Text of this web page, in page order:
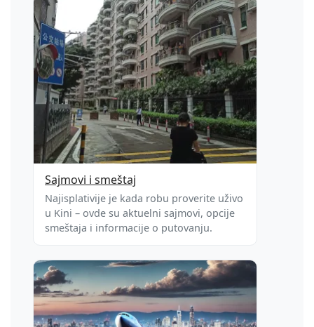
Sajmovi i smeštaj
Najisplativije je kada robu proverite uživo
u Kini – ovde su aktuelni sajmovi, opcije
smeštaja i informacije o putovanju.